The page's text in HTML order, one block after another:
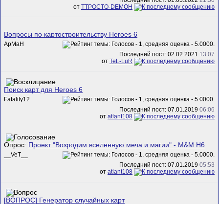
от TTPOCTO-DEMOH
Вопросы по картостроительству Heroes 6
АрМаН
Последний пост: 02.02.2021 13:07
от TeL-LuR
Поиск карт для Heroes 6
Fatality12
Последний пост: 07.01.2019 06:06
от atlant108
Опрос: Проект "Возродим вселенную меча и магии" - M&M:H6
__VeT__
Последний пост: 07.01.2019 05:53
от atlant108
[ВОПРОС] Генератор случайных карт